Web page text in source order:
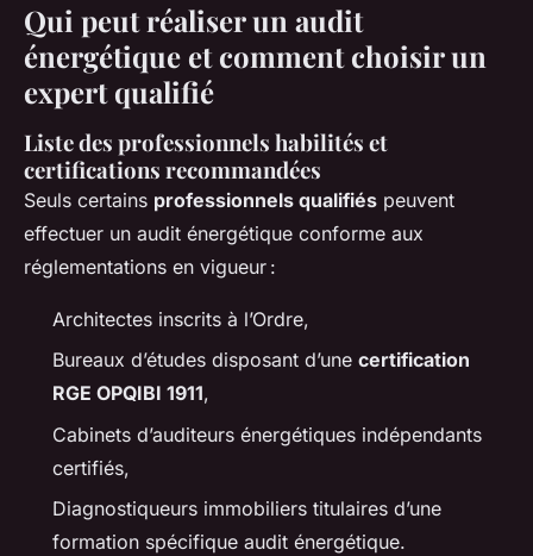
Qui peut réaliser un audit
énergétique et comment choisir un
expert qualifié
Liste des professionnels habilités et
certifications recommandées
Seuls certains professionnels qualifiés peuvent
effectuer un audit énergétique conforme aux
réglementations en vigueur :
Architectes inscrits à l’Ordre,
Bureaux d’études disposant d’une certification
RGE OPQIBI 1911,
Cabinets d’auditeurs énergétiques indépendants
certifiés,
Diagnostiqueurs immobiliers titulaires d’une
formation spécifique audit énergétique.